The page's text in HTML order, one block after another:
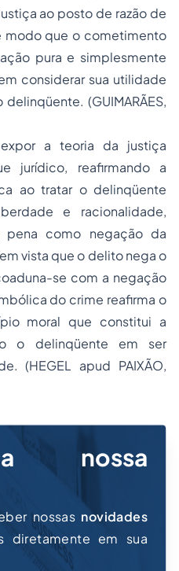
ao posto de razão de
modo que o cometimento
pura e simplesmente
considerar sua utilidade
(GUIMARÃES,
a teoria da justiça
jurídico, reafirmando a
ao tratar o delinqüente
e racionalidade,
como negação da
vista que o delito nega o
se com a negação
do crime reafirma o
moral que constitui a
o delinqüente em ser
(HEGEL apud PAIXÃO,
nossa
nossas novidades
diretamente em sua